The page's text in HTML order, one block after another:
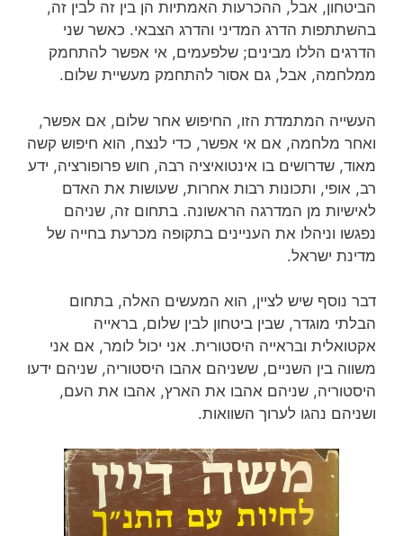
הביטחון, אבל, ההכרעות האמתיות הן בין זה לבין זה,
בהשתתפות הדרג המדיני והדרג הצבאי. כאשר שני
הדרגים הללו מבינים; שלפעמים, אי אפשר להתחמק
ממלחמה, אבל, גם אסור להתחמק מעשיית שלום.
העשייה המתמדת הזו, החיפוש אחר שלום, אם אפשר,
ואחר מלחמה, אם אי אפשר, כדי לנצח, הוא חיפוש קשה
מאוד, שדרושים בו אינטואיציה רבה, חוש פרופורציה, ידע
רב, אופי, ותכונות רבות אחרות, שעושות את האדם
לאישיות מן המדרגה הראשונה. בתחום זה, שניהם
נפגשו וניהלו את העניינים בתקופה מכרעת בחייה של
מדינת ישראל.
דבר נוסף שיש לציין, הוא המעשים האלה, בתחום
הבלתי מוגדר, שבין ביטחון לבין שלום, בראייה
אקטואלית ובראייה היסטורית. אני יכול לומר, אם אני
משווה בין השניים, ששניהם אהבו היסטוריה, שניהם ידעו
היסטוריה, שניהם אהבו את הארץ, אהבו את העם,
ושניהם נהגו לערוך השוואות.